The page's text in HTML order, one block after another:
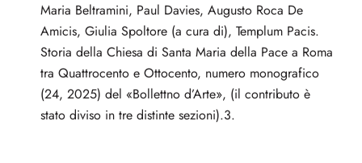
Maria Beltramini, Paul Davies, Augusto Roca De
Amicis, Giulia Spoltore (a cura di), Templum Pacis.
Storia della Chiesa di Santa Maria della Pace a Roma
tra Quattrocento e Ottocento, numero monografico
(24, 2025) del «Bollettno d’Arte», (il contributo è
stato diviso in tre distinte sezioni).3.